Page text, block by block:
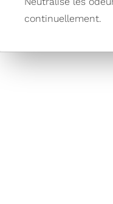
continuellement.